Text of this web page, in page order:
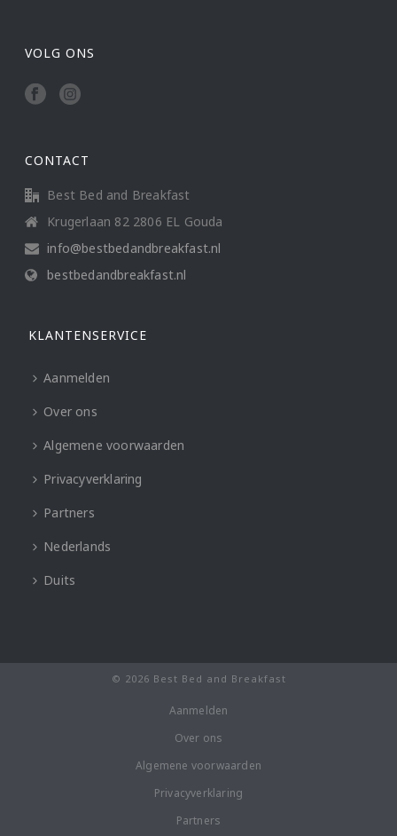
VOLG ONS
CONTACT
Best Bed and Breakfast
Krugerlaan 82 2806 EL Gouda
info@bestbedandbreakfast.nl
bestbedandbreakfast.nl
KLANTENSERVICE
Aanmelden
Over ons
Algemene voorwaarden
Privacyverklaring
Partners
Nederlands
Duits
© 2026 Best Bed and Breakfast
Aanmelden
Over ons
Algemene voorwaarden
Privacyverklaring
Partners